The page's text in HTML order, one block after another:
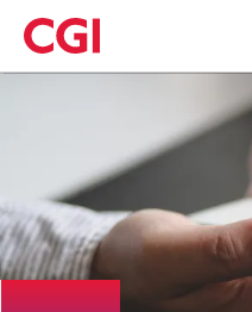
Skip
to
main